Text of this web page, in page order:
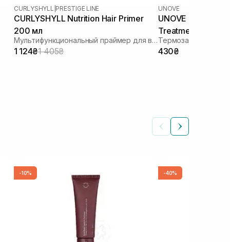
CURLYSHYLL PRESTIGE LINE
CURLYSHYLL Nutrition Hair Primer
200 мл
Мультифункциональный праймер для волос
1 124₴1 405₴
UNOVE
UNOVE Heating
Treatment 40 мл
430₴
-10% -40%